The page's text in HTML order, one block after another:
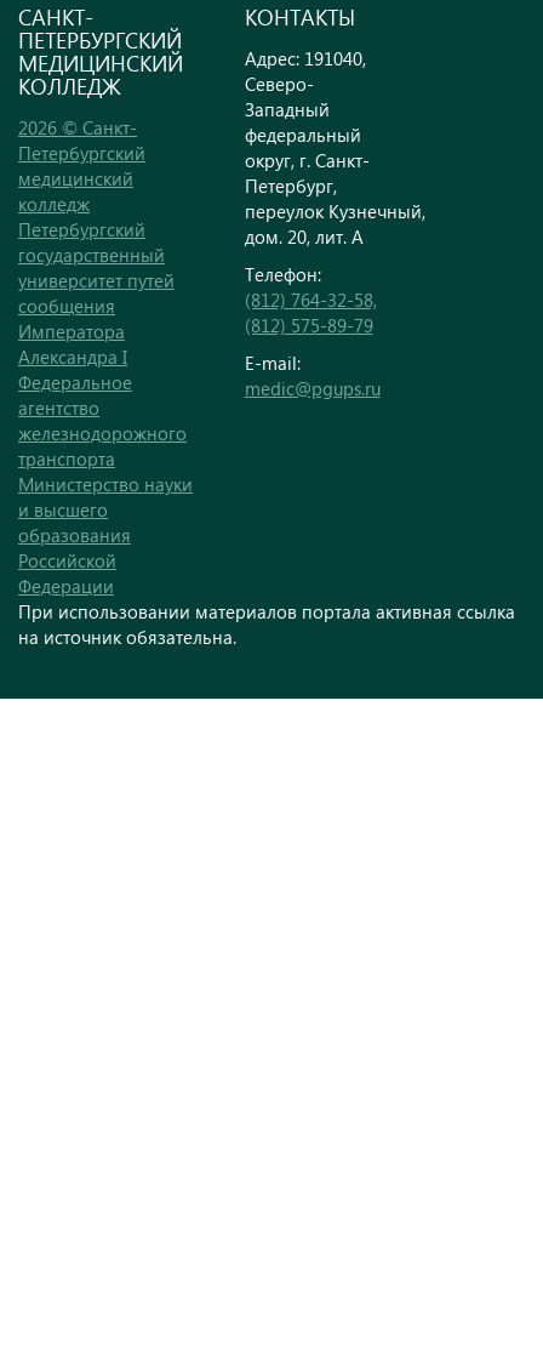
САНКТ-
ПЕТЕРБУРГСКИЙ
МЕДИЦИНСКИЙ
КОЛЛЕДЖ
2026 © Санкт-
Петербургский
медицинский
колледж
Петербургский
государственный
университет путей
сообщения
Императора
Александра I
Федеральное
агентство
железнодорожного
транспорта
Министерство науки
и высшего
образования
Российской
Федерации
КОНТАКТЫ
Адрес: 191040,
Северо-
Западный
федеральный
округ, г. Санкт-
Петербург,
переулок Кузнечный,
дом. 20, лит. А
Телефон:
(812) 764-32-58,
(812) 575-89-79
E-mail:
medic@pgups.ru
При использовании материалов портала активная ссылка
на источник обязательна.